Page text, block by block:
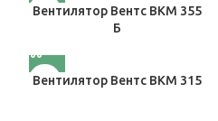
Вентилятор Вентс ВКМ 355
Б
Вентилятор Вентс ВКМ 315